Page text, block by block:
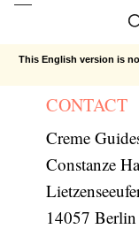
This English version is
CONTACT
Creme
Constanze
14057 Berlin